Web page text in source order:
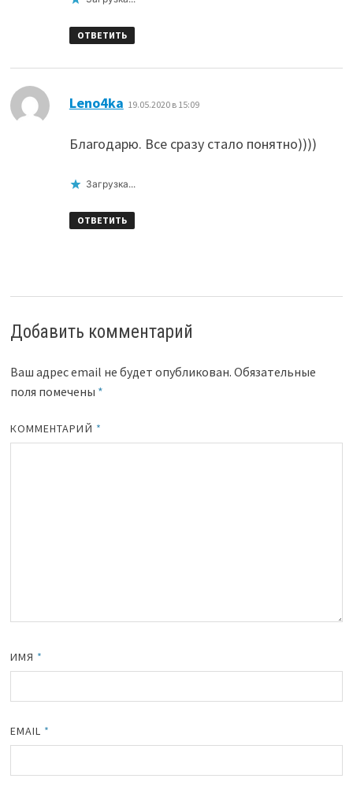
ОТВЕТИТЬ
Leno4ka 19.05.2020 в 15:09
Благодарю. Все сразу стало понятно))))
Загрузка...
ОТВЕТИТЬ
Добавить комментарий
Ваш адрес email не будет опубликован. Обязательные
поля помечены *
КОММЕНТАРИЙ *
ИМЯ *
EMAIL *